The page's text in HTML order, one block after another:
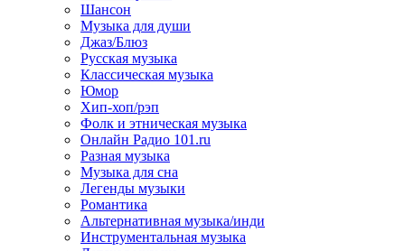
Шансон
Музыка для души
Джаз/Блюз
Русская музыка
Классическая музыка
Юмор
Хип-хоп/рэп
Фолк и этническая музыка
Онлайн Радио 101.ru
Разная музыка
Музыка для сна
Легенды музыки
Романтика
Альтернативная музыка/инди
Инструментальная музыка